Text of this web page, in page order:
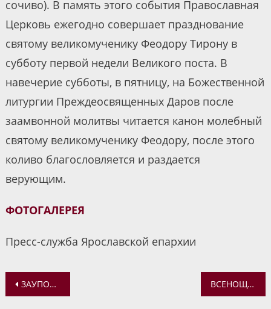
сочиво). В память этого события Православная
Церковь ежегодно совершает празднование
святому великомученику Феодору Тирону в
субботу первой недели Великого поста. В
навечерие субботы, в пятницу, на Божественной
литургии Преждеосвященных Даров после
заамвонной молитвы читается канон молебный
святому великомученику Феодору, после этого
коливо благословляется и раздается
верующим.
ФОТОГАЛЕРЕЯ
Пресс-служба Ярославской епархии
Навигация
ЗАУПОКОЙНАЯ ЛИТИЯ ПО ПОГИБШИМ ПРИ ИСПОЛНЕНИИ СЛУЖЕБНОГО ДОЛГА ВСЕНОЩНОЕ БДЕНИЕ В КАНУН НЕДЕЛИ ТОРЖЕСТВА ПРАВОСЛАВИЯ